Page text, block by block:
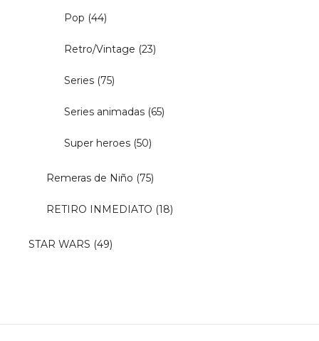
Pop (44)
Retro/Vintage (23)
Series (75)
Series animadas (65)
Super heroes (50)
Remeras de Niño (75)
RETIRO INMEDIATO (18)
STAR WARS (49)